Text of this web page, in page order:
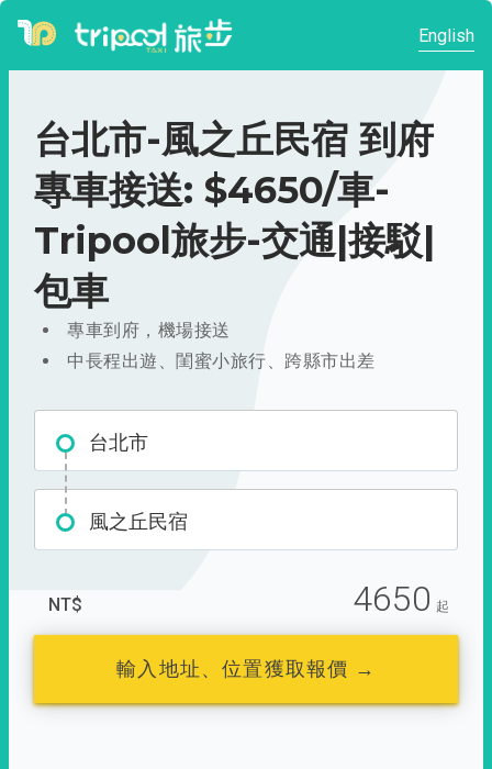
English
台北市-風之丘民宿 到府
專車接送: $4650/車-
Tripool旅步-交通|接駁|
包車
專車到府，機場接送
中長程出遊、閨蜜小旅行、跨縣市出差
台北市
風之丘民宿
NT$ 4650 起
輸入地址、位置獲取報價 →